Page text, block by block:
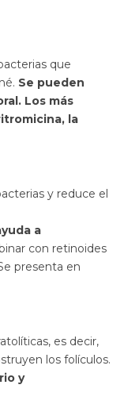
que
Se pueden
Los más
la
y reduce el
a
con retinoides
presenta en
es decir,
los folículos.
y